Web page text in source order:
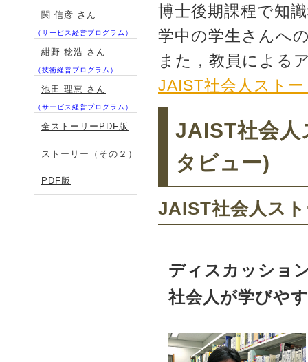
２２年４月に開設（新
東京社会人コースに「
成プログラム」が２０
す．
東京社会人コースとは
２０２５年４月に開設
関 信彦 さん
（サービス経営プログラム）
紺野 稔浩 さん
（技術経営プログラム）
池田 理恵 さん
（サービス経営プログラム）
全ストーリーPDF版
ストーリー（その２）
PDF版
博士後期課程で知
学中の学生さんへ
また，教員による
JAIST社会人スト
JAIST社会人
タビュー)
JAIST社会人ス
ディスカッショ
社会人が学びや